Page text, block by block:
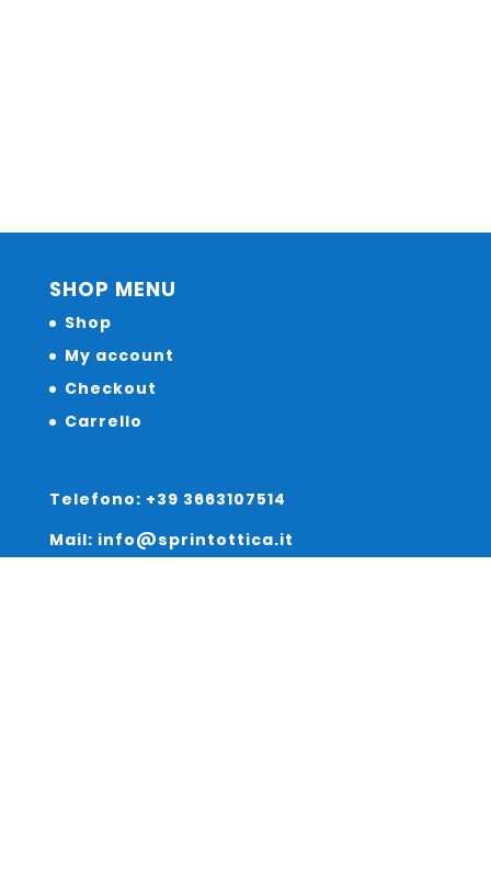
SHOP MENU
Shop
My account
Checkout
Carrello
Telefono: +39 3663107514
Mail: info@sprintottica.it